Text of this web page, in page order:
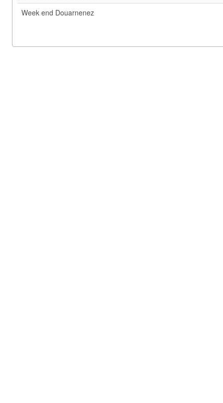
Week end Douarnenez